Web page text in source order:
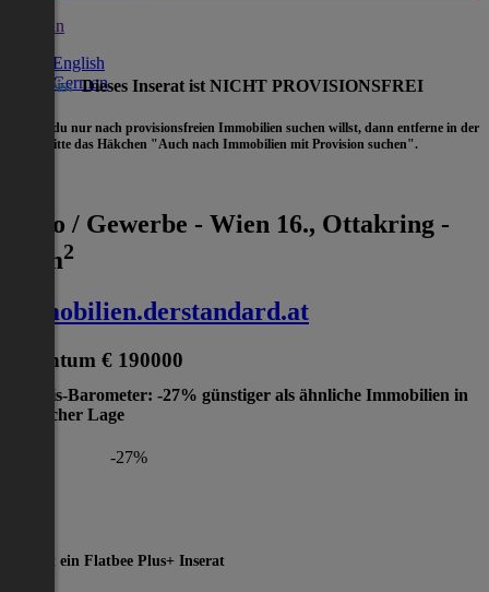
German
English
German
Hinweis:Dieses Inserat ist NICHT PROVISIONSFREI
- Wenn du nur nach provisionsfreien Immobilien suchen willst, dann entferne in der
bitte das Häkchen "Auch nach Immobilien mit Provision suchen".
Büro / Gewerbe - Wien 16., Ottakring -
45 m2
immobilien.derstandard.at
Eigentum € 190000
Preis-Barometer: -27% günstiger als ähnliche Immobilien in
gleicher Lage
-27%
Dies ist ein Flatbee Plus+ Inserat